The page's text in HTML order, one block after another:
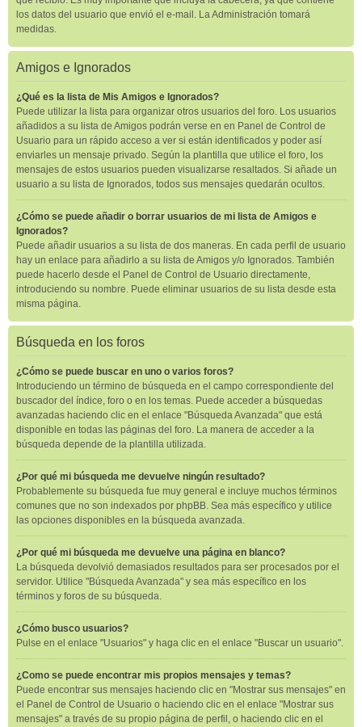
los datos del usuario que envió el e-mail. La Administración tomará
medidas.
Amigos e Ignorados
¿Qué es la lista de Mis Amigos e Ignorados?
Puede utilizar la lista para organizar otros usuarios del foro. Los usuarios
añadidos a su lista de Amigos podrán verse en en Panel de Control de
Usuario para un rápido acceso a ver si están identificados y poder así
enviarles un mensaje privado. Según la plantilla que utilice el foro, los
mensajes de estos usuarios pueden visualizarse resaltados. Si añade un
usuario a su lista de Ignorados, todos sus mensajes quedarán ocultos.
¿Cómo se puede añadir o borrar usuarios de mi lista de Amigos e
Ignorados?
Puede añadir usuarios a su lista de dos maneras. En cada perfil de usuario
hay un enlace para añadirlo a su lista de Amigos y/o Ignorados. También
puede hacerlo desde el Panel de Control de Usuario directamente,
introduciendo su nombre. Puede eliminar usuarios de su lista desde esta
misma página.
Búsqueda en los foros
¿Cómo se puede buscar en uno o varios foros?
Introduciendo un término de búsqueda en el campo correspondiente del
buscador del índice, foro o en los temas. Puede acceder a búsquedas
avanzadas haciendo clic en el enlace "Búsqueda Avanzada" que está
disponible en todas las páginas del foro. La manera de acceder a la
búsqueda depende de la plantilla utilizada.
¿Por qué mi búsqueda me devuelve ningún resultado?
Probablemente su búsqueda fue muy general e incluye muchos términos
comunes que no son indexados por phpBB. Sea más específico y utilice
las opciones disponibles en la búsqueda avanzada.
¿Por qué mi búsqueda me devuelve una página en blanco?
La búsqueda devolvió demasiados resultados para ser procesados por el
servidor. Utilice "Búsqueda Avanzada" y sea más específico en los
términos y foros de su búsqueda.
¿Cómo busco usuarios?
Pulse en el enlace "Usuarios" y haga clic en el enlace "Buscar un usuario".
¿Como se puede encontrar mis propios mensajes y temas?
Puede encontrar sus mensajes haciendo clic en "Mostrar sus mensajes" en
el Panel de Control de Usuario o haciendo clic en el enlace "Mostrar sus
mensajes" a través de su propio página de perfil, o haciendo clic en el